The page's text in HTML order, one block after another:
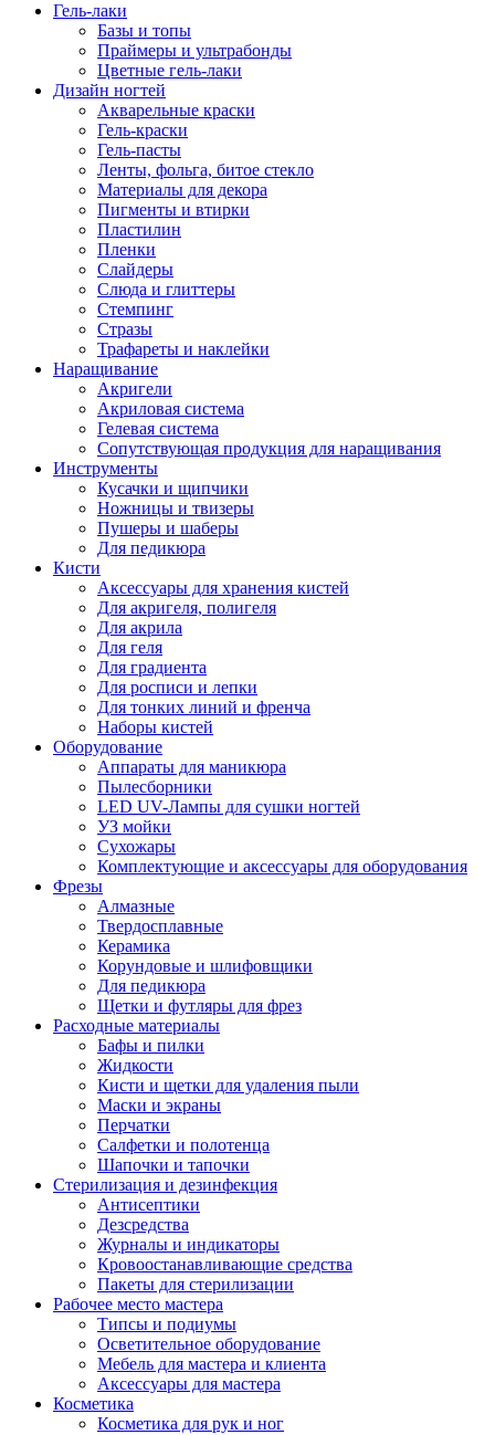
Гель-лаки
Базы и топы
Праймеры и ультрабонды
Цветные гель-лаки
Дизайн ногтей
Акварельные краски
Гель-краски
Гель-пасты
Ленты, фольга, битое стекло
Материалы для декора
Пигменты и втирки
Пластилин
Пленки
Слайдеры
Слюда и глиттеры
Стемпинг
Стразы
Трафареты и наклейки
Наращивание
Акригели
Акриловая система
Гелевая система
Сопутствующая продукция для наращивания
Инструменты
Кусачки и щипчики
Ножницы и твизеры
Пушеры и шаберы
Для педикюра
Кисти
Аксессуары для хранения кистей
Для акригеля, полигеля
Для акрила
Для геля
Для градиента
Для росписи и лепки
Для тонких линий и френча
Наборы кистей
Оборудование
Аппараты для маникюра
Пылесборники
LED UV-Лампы для сушки ногтей
УЗ мойки
Сухожары
Комплектующие и аксессуары для оборудования
Фрезы
Алмазные
Твердосплавные
Керамика
Корундовые и шлифовщики
Для педикюра
Щетки и футляры для фрез
Расходные материалы
Бафы и пилки
Жидкости
Кисти и щетки для удаления пыли
Маски и экраны
Перчатки
Салфетки и полотенца
Шапочки и тапочки
Стерилизация и дезинфекция
Антисептики
Дезсредства
Журналы и индикаторы
Кровоостанавливающие средства
Пакеты для стерилизации
Рабочее место мастера
Типсы и подиумы
Осветительное оборудование
Мебель для мастера и клиента
Аксессуары для мастера
Косметика
Косметика для рук и ног